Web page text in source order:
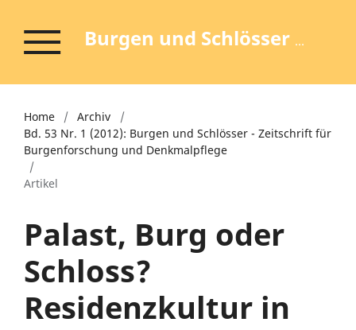
Burgen und Schlösser - Zeitschrift für Burgenforschung und Denkmalpflege
Home / Archiv
/
Bd. 53 Nr. 1 (2012): Burgen und Schlösser - Zeitschrift für
Burgenforschung und Denkmalpflege
/
Artikel
Palast, Burg oder
Schloss?
Residenzkultur in